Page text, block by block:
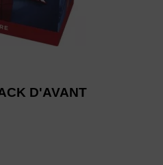
D'AVANT